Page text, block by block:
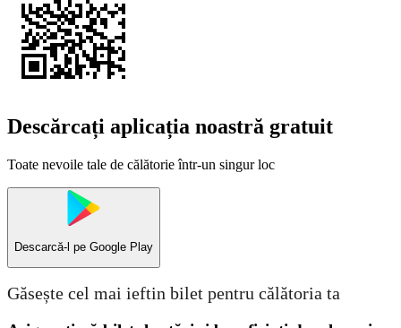
Descărcați aplicația noastră gratuit
Toate nevoile tale de călătorie într-un singur loc
Descarcă-l pe Google Play
Găsește cel mai ieftin bilet pentru călătoria ta